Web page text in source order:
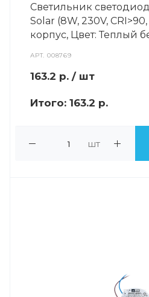
Светильник
Solar (8W, 230V,
корпус, Цвет: Теплый
АРТ.008769
163.2 р. / шт
Итого: 163.2 р.
шт